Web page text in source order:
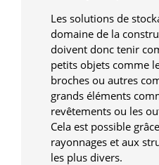
Les solutions de
domaine de la
doivent donc tenir
petits objets comme
broches ou autres
grands éléments
revêtements ou les
Cela est possible
rayonnages et aux
les plus divers.